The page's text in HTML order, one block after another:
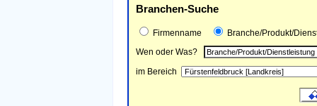
Branchen-Suche
Firmenname
Branche/Produkt/
Wen oder Was?
im Bereich